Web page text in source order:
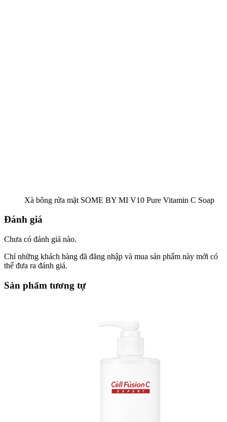
Xà bông rửa mặt SOME BY MI V10 Pure Vitamin C Soap
Đánh giá
Chưa có đánh giá nào.
Chỉ những khách hàng đã đăng nhập và mua sản phẩm này mới có
thể đưa ra đánh giá.
Sản phẩm tương tự